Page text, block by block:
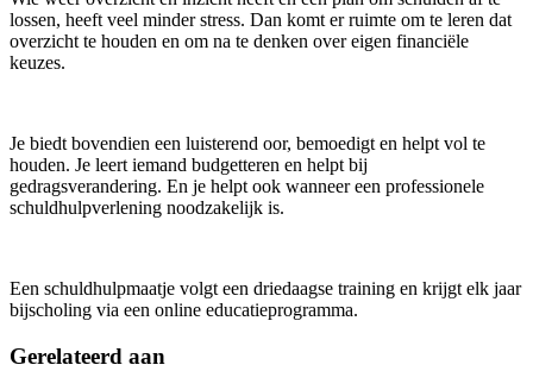
lossen, heeft veel minder stress. Dan komt er ruimte om te leren dat
overzicht te houden en om na te denken over eigen financiële
keuzes.
Je biedt bovendien een luisterend oor, bemoedigt en helpt vol te
houden. Je leert iemand budgetteren en helpt bij
gedragsverandering. En je helpt ook wanneer een professionele
schuldhulpverlening noodzakelijk is.
Een schuldhulpmaatje volgt een driedaagse training en krijgt elk jaar
bijscholing via een online educatieprogramma.
Gerelateerd aan